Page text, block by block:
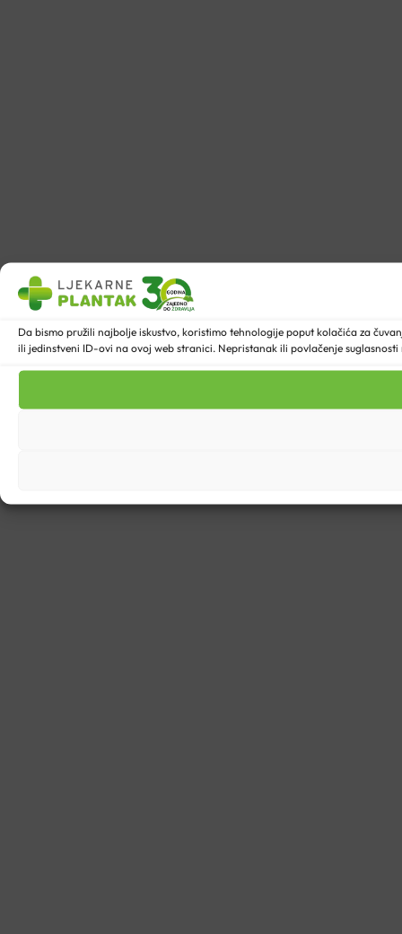
Da bismo pružili najbolje iskustvo, koristimo tehnologije poput kolačića za
ili jedinstveni ID-ovi na ovoj web stranici. Nepristanak ili povlačenje